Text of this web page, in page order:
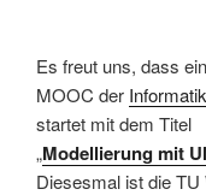
Es freut uns, dass
MOOC der
startet mit dem Titel
„Modellierung mit
Diesesmal ist die TU